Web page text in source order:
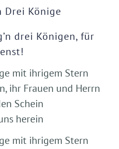
Drei Könige
drei Königen, für
mit ihrigem Stern
ihr Frauen und Herrn
Schein
herein
mit ihrigem Stern